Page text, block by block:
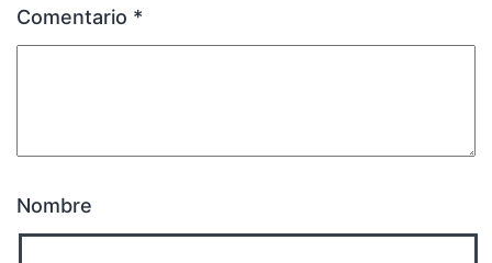
Comentario *
Nombre